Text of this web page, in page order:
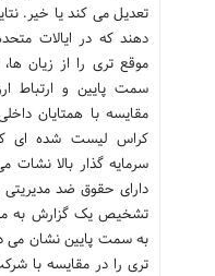
تعدیل می کند یا خیر.
دهند که در ایالات
موقع تری را از زیان
سمت پایین و ارتباط
مقایسه با همتایان
کراس لیست شده ای که
سرمایه گذار بالا
دارای حقوق ضد مدیریتی
تشخیص یک گزارش به
به سمت پایین نشان می
تری را در مقایسه با